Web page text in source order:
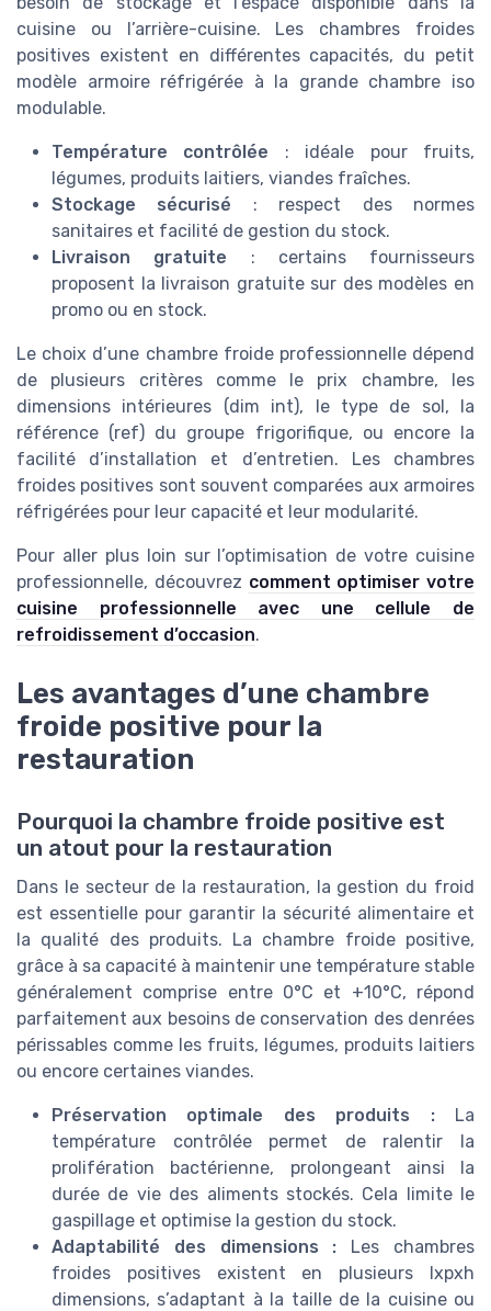
cuisine ou l’arrière-cuisine. Les chambres froides
positives existent en différentes capacités, du petit
modèle armoire réfrigérée à la grande chambre iso
modulable.
Température contrôlée : idéale pour fruits,
légumes, produits laitiers, viandes fraîches.
Stockage sécurisé : respect des normes
sanitaires et facilité de gestion du stock.
Livraison gratuite : certains fournisseurs
proposent la livraison gratuite sur des modèles en
promo ou en stock.
Le choix d’une chambre froide professionnelle dépend
de plusieurs critères comme le prix chambre, les
dimensions intérieures (dim int), le type de sol, la
référence (ref) du groupe frigorifique, ou encore la
facilité d’installation et d’entretien. Les chambres
froides positives sont souvent comparées aux armoires
réfrigérées pour leur capacité et leur modularité.
Pour aller plus loin sur l’optimisation de votre cuisine
professionnelle, découvrez comment optimiser votre
cuisine professionnelle avec une cellule de
refroidissement d’occasion.
Les avantages d’une chambre
froide positive pour la
restauration
Pourquoi la chambre froide positive est
un atout pour la restauration
Dans le secteur de la restauration, la gestion du froid
est essentielle pour garantir la sécurité alimentaire et
la qualité des produits. La chambre froide positive,
grâce à sa capacité à maintenir une température stable
généralement comprise entre 0°C et +10°C, répond
parfaitement aux besoins de conservation des denrées
périssables comme les fruits, légumes, produits laitiers
ou encore certaines viandes.
Préservation optimale des produits :La
température contrôlée permet de ralentir la
prolifération bactérienne, prolongeant ainsi la
durée de vie des aliments stockés. Cela limite le
gaspillage et optimise la gestion du stock.
Adaptabilité des dimensions : Les chambres
froides positives existent en plusieurs lxpxh
dimensions, s’adaptant à la taille de la cuisine ou